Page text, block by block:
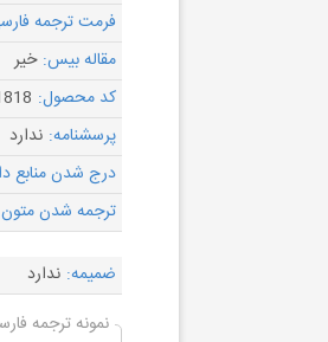
فرمت ترجمه
مقاله بیس: خیر
کد محصول:
پرسشنامه: ندارد
درج شدن منابع
ترجمه شدن
ضمیمه: ندارد
نمونه ترجمه